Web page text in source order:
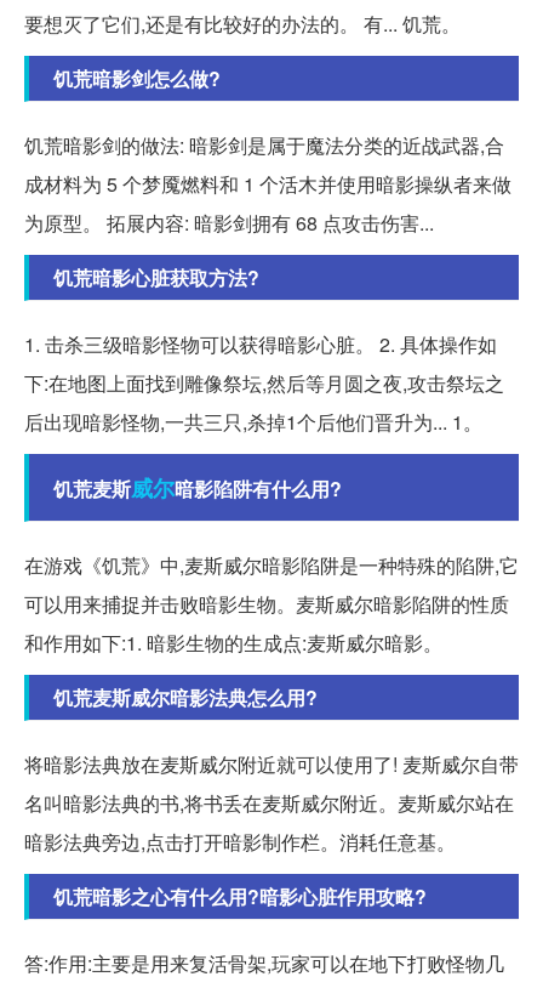
要想灭了它们,还是有比较好的办法的。 有... 饥荒。
饥荒暗影剑怎么做?
饥荒暗影剑的做法: 暗影剑是属于魔法分类的近战武器,合
成材料为 5 个梦魇燃料和 1 个活木并使用暗影操纵者来做
为原型。 拓展内容: 暗影剑拥有 68 点攻击伤害...
饥荒暗影心脏获取方法?
1. 击杀三级暗影怪物可以获得暗影心脏。 2. 具体操作如
下:在地图上面找到雕像祭坛,然后等月圆之夜,攻击祭坛之
后出现暗影怪物,一共三只,杀掉1个后他们晋升为... 1。
饥荒麦斯威尔暗影陷阱有什么用?
在游戏《饥荒》中,麦斯威尔暗影陷阱是一种特殊的陷阱,它
可以用来捕捉并击败暗影生物。麦斯威尔暗影陷阱的性质
和作用如下:1. 暗影生物的生成点:麦斯威尔暗影。
饥荒麦斯威尔暗影法典怎么用?
将暗影法典放在麦斯威尔附近就可以使用了! 麦斯威尔自带
名叫暗影法典的书,将书丢在麦斯威尔附近。麦斯威尔站在
暗影法典旁边,点击打开暗影制作栏。消耗任意基。
饥荒暗影之心有什么用?暗影心脏作用攻略?
答:作用:主要是用来复活骨架,玩家可以在地下打败怪物几